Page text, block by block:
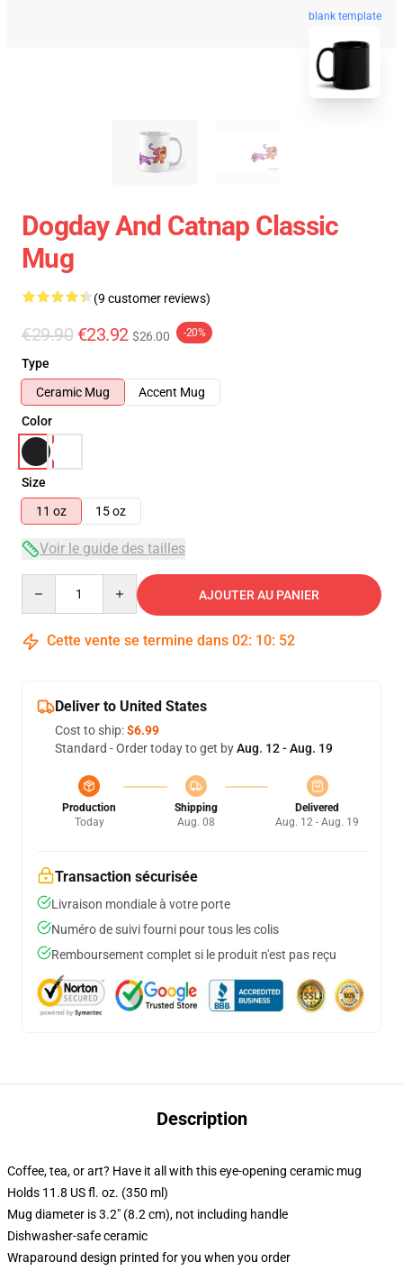
blank template
Dogday And Catnap Classic
Mug
(9 customer reviews)
€29.90 €23.92 $26.00 -20%
Type
Ceramic Mug
Accent Mug
Color
Size
11 oz
15 oz
Voir le guide des tailles
AJOUTER AU PANIER
Cette vente se termine dans 02: 10: 51
Deliver to United States
Cost to ship:$6.99
Standard - Order today to get byAug. 12 - Aug. 19
Production
Today
Shipping
Aug. 08
Delivered
Aug. 12 - Aug. 19
Transaction sécurisée
Livraison mondiale à votre porte
Numéro de suivi fourni pour tous les colis
Remboursement complet si le produit n'est pas reçu
Description
Coffee, tea, or art? Have it all with this eye-opening ceramic mug
Holds 11.8 US fl. oz. (350 ml)
Mug diameter is 3.2" (8.2 cm), not including handle
Dishwasher-safe ceramic
Wraparound design printed for you when you order